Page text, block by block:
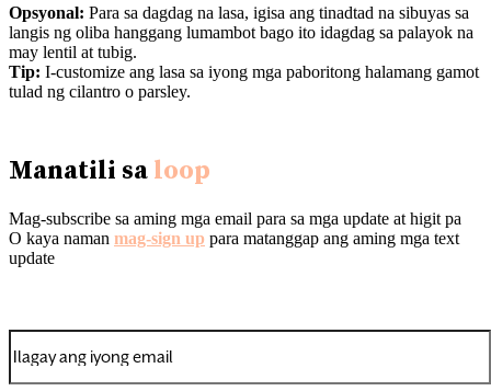
Opsyonal: Para sa dagdag na lasa, igisa ang tinadtad na sibuyas sa
langis ng oliba hanggang lumambot bago ito idagdag sa palayok na
may lentil at tubig.
Tip: I-customize ang lasa sa iyong mga paboritong halamang gamot
tulad ng cilantro o parsley.
Manatili sa loop
Mag-subscribe sa aming mga email para sa mga update at higit pa
O kaya naman mag-sign up para matanggap ang aming mga text
update